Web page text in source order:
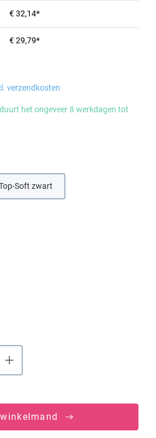
€ 32,14*
€ 29,79*
verzendkosten
het ongeveer 8 werkdagen tot
Soft zwart